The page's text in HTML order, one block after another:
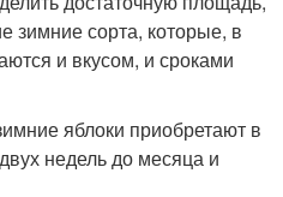
зимние сорта, которые, в
и вкусом, и сроками
яблоки приобретают в
недель до месяца и